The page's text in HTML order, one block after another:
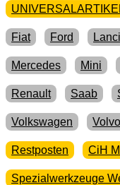
Fiat Ford
Mercedes Mini
Renault Saab
Volkswagen Volvo
Restposten CiH
Spezialwerkzeuge